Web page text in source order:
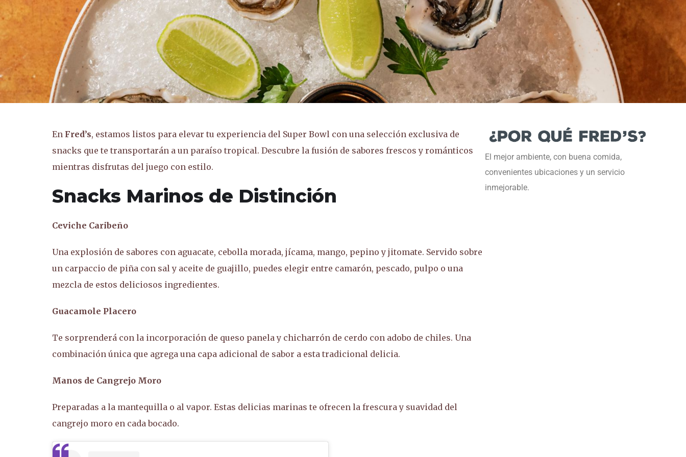
En Fred’s, estamos listos para elevar tu experiencia del Super Bowl con una selección exclusiva de
snacks que te transportarán a un paraíso tropical. Descubre la fusión de sabores frescos y románticos
mientras disfrutas del juego con estilo.
Snacks Marinos de Distinción
Ceviche Caribeño
Una explosión de sabores con aguacate, cebolla morada, jícama, mango, pepino y jitomate. Servido sobre
un carpaccio de piña con sal y aceite de guajillo, puedes elegir entre camarón, pescado, pulpo o una
mezcla de estos deliciosos ingredientes.
Guacamole Placero
Te sorprenderá con la incorporación de queso panela y chicharrón de cerdo con adobo de chiles. Una
combinación única que agrega una capa adicional de sabor a esta tradicional delicia.
Manos de Cangrejo Moro
Preparadas a la mantequilla o al vapor. Estas delicias marinas te ofrecen la frescura y suavidad del
cangrejo moro en cada bocado.
El mejor ambiente, con buena comida,
convenientes ubicaciones y un servicio
inmejorable.